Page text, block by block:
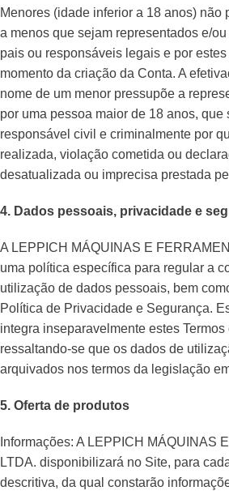
Menores (idade inferior a 18 anos) não
a menos que sejam representados e/
pais ou responsáveis legais e por
momento da criação da Conta. A
nome de um menor pressupõe a
por uma pessoa maior de 18 anos, que
responsável civil e criminalmente por
realizada, violação cometida ou
desatualizada ou imprecisa prestada
4. Dados pessoais, privacidade e
A LEPPICH MÁQUINAS E
uma política específica para regular a
utilização de dados pessoais, bem
Política de Privacidade e Segurança.
integra inseparavelmente estes
ressaltando-se que os dados de
arquivados nos termos da legislação
5. Oferta de produtos
Informações: A LEPPICH MÁQUINAS
LTDA. disponibilizará no Site, para
descritiva, da qual constarão